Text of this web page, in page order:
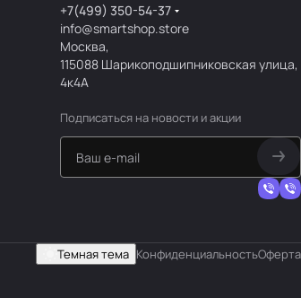
+7(499) 350-54-37
info@smartshop.store
Москва,
115088 Шарикоподшипниковская улица,
4к4А
Подписаться на новости и акции
Темная тема КонфиденциальностьОферта